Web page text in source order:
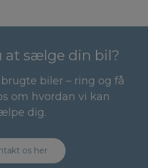
at sælge din bil?
biler – ring og få
om hvordan vi kan
dig.
os her